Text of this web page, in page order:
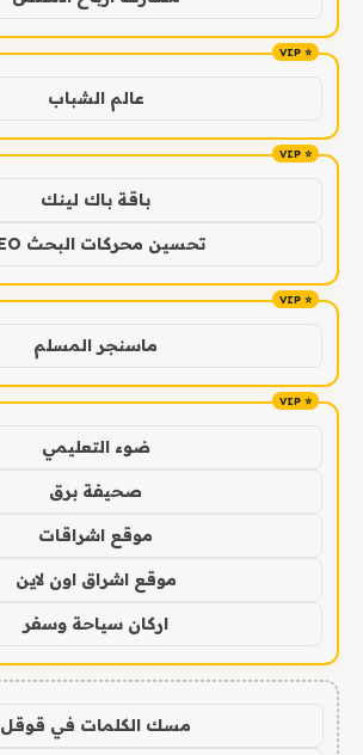
عالم الشباب
باقة باك لينك
تحسين محركات البحث SEO
ماسنجر المسلم
ضوء التعليمي
صحيفة برق
موقع اشراقات
موقع اشراق اون لاين
اركان سياحة وسفر
مسك الكلمات في قوقل